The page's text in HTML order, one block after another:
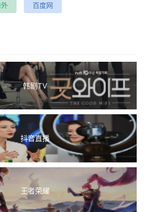
百度网
韩剧TV
抖音直播
王者荣耀